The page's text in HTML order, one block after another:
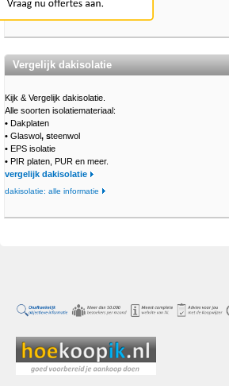
Vergelijk dakisolatie
Kijk & Vergelijk dakisolatie.
Alle soorten isolatiemateriaal:
• Dakplaten
• Glaswol, steenwol
• EPS isolatie
• PIR platen, PUR en meer.
vergelijk dakisolatie
dakisolatie: alle informatie